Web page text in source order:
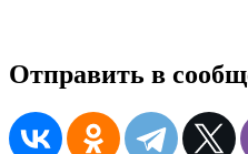
Отправить в